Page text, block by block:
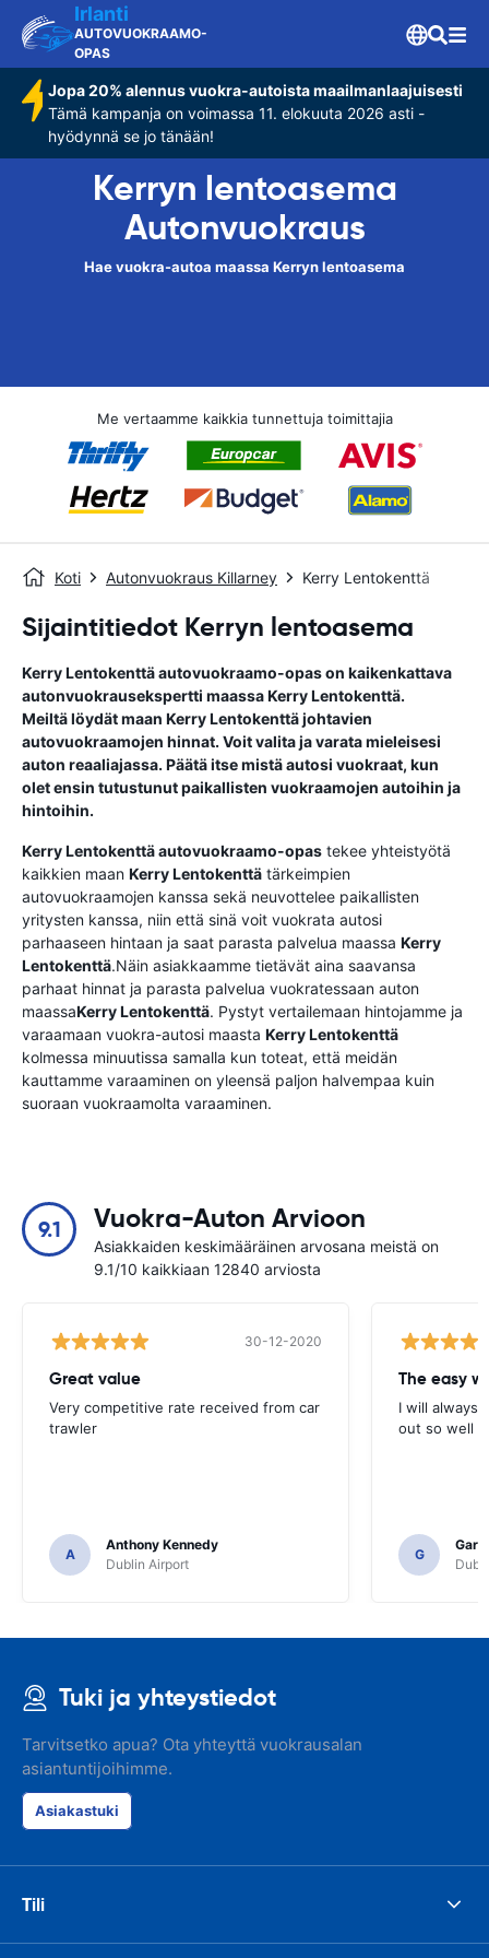
Irlanti
AUTOVUOKRAAMO-
OPAS
Jopa 20% alennus vuokra-autoista maailmanlaajuisesti
Tämä kampanja on voimassa 11. elokuuta 2026 asti -
hyödynnä se jo tänään!
Kerryn lentoasema
Autonvuokraus
Hae vuokra-autoa maassa Kerryn lentoasema
Me vertaamme kaikkia tunnettuja toimittajia
Koti Autonvuokraus Killarney Kerry Lentokenttä
Sijaintitiedot Kerryn lentoasema
Kerry Lentokenttäautovuokraamo-opason kaikenkattava
autonvuokrausekspertti maassaKerry Lentokenttä.
Meiltä löydät maan Kerry Lentokenttäjohtavien
autovuokraamojen hinnat. Voit valita ja varata mieleisesi
auton reaaliajassa. Päätä itse mistä autosi vuokraat, kun
olet ensin tutustunut paikallisten vuokraamojen autoihin ja
hintoihin.
Kerry Lentokenttäautovuokraamo-opas tekee yhteistyötä
kaikkien maan Kerry Lentokenttä tärkeimpien
autovuokraamojen kanssa sekä neuvottelee paikallisten
yritysten kanssa, niin että sinä voit vuokrata autosi
parhaaseen hintaan ja saat parasta palvelua maassa Kerry
Lentokenttä.Näin asiakkaamme tietävät aina saavansa
parhaat hinnat ja parasta palvelua vuokratessaan auton
maassaKerry Lentokenttä. Pystyt vertailemaan hintojamme ja
varaamaan vuokra-autosi maasta Kerry Lentokenttä
kolmessa minuutissa samalla kun toteat, että meidän
kauttamme varaaminen on yleensä paljon halvempaa kuin
suoraan vuokraamolta varaaminen.
9.1 Vuokra-Auton Arvioon
Asiakkaiden keskimääräinen arvosana meistä on
9.1/10 kaikkiaan 12840 arviosta
30-12-2020
Great value
Very competitive rate received from car
trawler
A
Anthony Kennedy
Dublin Airport
I will always
out so well
G
Gary
Tuki ja yhteystiedot
Tarvitsetko apua? Ota yhteyttä vuokrausalan
asiantuntijoihimme.
Asiakastuki
Tili